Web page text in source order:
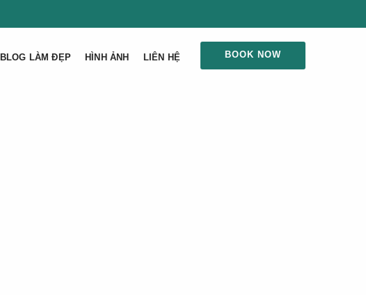
BLOG LÀM ĐẸP HÌNH ẢNH LIÊN HỆ BOOK NOW